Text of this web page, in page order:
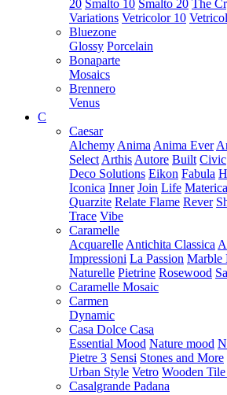
20 Smalto 10 Smalto 20 The
Variations Vetricolor 10
Bluezone
Glossy Porcelain
Bonaparte
Mosaics
Brennero
Venus
C
Caesar
Alchemy Anima Anima Ever
Select Arthis Autore Built Civic
Deco Solutions Eikon Fabula
Iconica Inner Join Life Materica
Quarzite Relate Flame Rever
Trace Vibe
Caramelle
Acquarelle Antichita Classica
Impressioni La Passion Marble
Naturelle Pietrine Rosewood
Caramelle Mosaic
Carmen
Dynamic
Casa Dolce Casa
Essential Mood Nature mood
Pietre 3 Sensi Stones and More
Urban Style Vetro Wooden
Casalgrande Padana